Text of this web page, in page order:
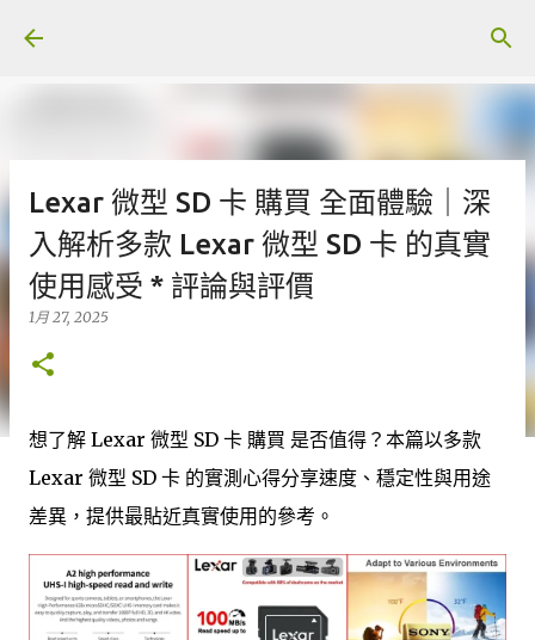
Lexar 微型 SD 卡 購買 全面體驗｜深
入解析多款 Lexar 微型 SD 卡 的真實
使用感受 * 評論與評價
1月 27, 2025
想了解 Lexar 微型 SD 卡 購買 是否值得？本篇以多款
Lexar 微型 SD 卡 的實測心得分享速度、穩定性與用途
差異，提供最貼近真實使用的參考。